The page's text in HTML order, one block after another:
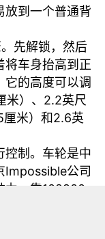
放到一个普通背
先解锁，然后
将车身抬高到正
的高度可以调
米）、2.2英尺
厘米）和2.6英
控制。车轮是中
Impossible公司
力，靠102900